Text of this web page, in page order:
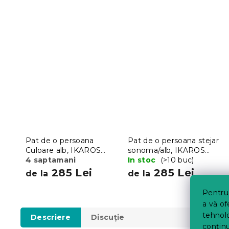
a vă
Pat de o persoana
Culoare alb, IKAROS
DOUBLE 90 x 200 cm
4 saptamani
de la 285 Lei
Pat de o persoana stejar
sonoma/alb, IKAROS
DOUBLE 90 x 200 cm
In stoc (>10 buc)
de la 285 Lei
Descriere Discuţie